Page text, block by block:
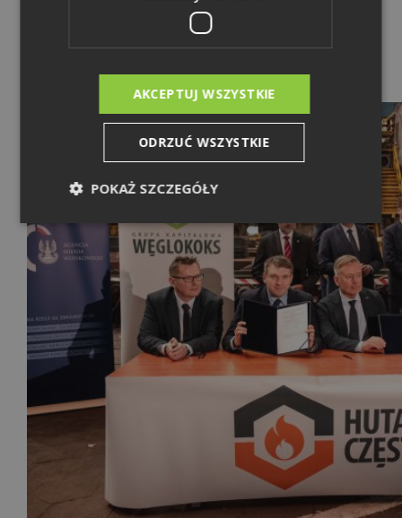
wzmacnianiem jego pozycji jako jednego z kluczowych aktywów
przemysłowych w rozwijanym segmencie stalowym Grupy
Kapitałowej Węglokoks. Zakład ma pełnić ważną rolę w budowie
produkcji półwyrobów stalowych, po ich dalsze wykorzystanie
w zakładach należących do Grupy.
AKCEPTUJ WSZYSTKIE
ODRZUĆ WSZYSTKIE
POKAŻ SZCZEGÓŁY